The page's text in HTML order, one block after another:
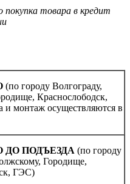
товара в кредит
(по городу Волгограду,
Краснослободск,
и монтаж осуществляются в
ДО ПОДЪЕЗДА (по городу
Городище,
ГЭС)